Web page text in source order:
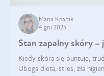
Maria Knapik
4 gru 2025
Stan zapalny skóry –
Kiedy skóra się buntuje,
Uboga dieta, stres, zła